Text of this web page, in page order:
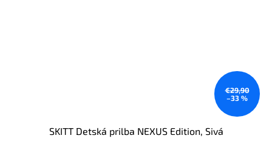
€29,90
–33 %
SKITT Detská prilba NEXUS Edition, Sivá